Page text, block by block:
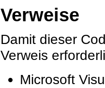
Verweise
Damit dieser
Verweis
Microsoft